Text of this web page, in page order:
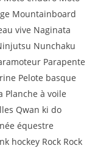
Mountainboard
vive Naginata
Nunchaku
Parapente
Pelote basque
Planche à voile
Qwan ki do
équestre
hockey Rock Rock